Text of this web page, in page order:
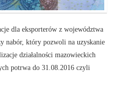
dla eksporterów z województwa
nabór, który pozwoli na uzyskanie
działalności mazowieckich
potrwa do 31.08.2016 czyli